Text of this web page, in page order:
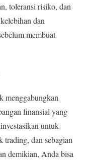
toleransi risiko, dan
dan
membuat
menggabungkan
finansial yang
untuk
trading, dan sebagian
demikian, Anda bisa